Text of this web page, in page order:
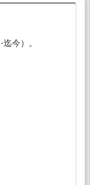
今）。